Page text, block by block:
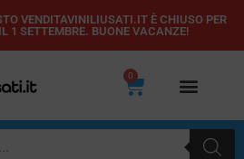
VENDITAVINILIUSATI.IT È CHIUSO PER
1 SETTEMBRE. BUONE VACANZE!
0
Carrello